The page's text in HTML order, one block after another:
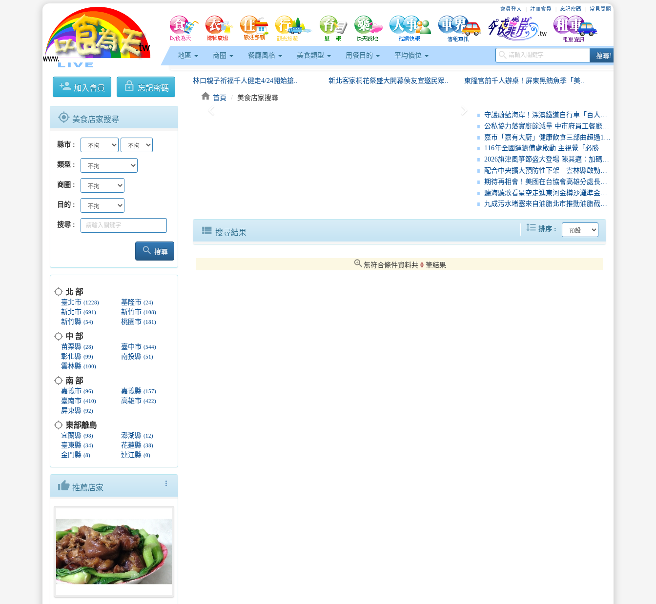
會員登入 註冊會員 忘記密碼 常見問題
地區 商圈 餐廳風格 美食類型 用餐目的 平均價位
搜
尋
search 搜尋!
person_add 加入會員 lock_outline 忘記密碼
gps_fixed 美食店家搜尋
縣市
類型
商圈
目的
搜尋
search 搜尋
location_searching 北 部
臺北市 (1228) 基隆市(24)
新北市 (691) 新竹市(108)
新竹縣 (54) 桃園市(181)
location_searching 中 部
苗栗縣 (28) 臺中市(544)
彰化縣 (99) 南投縣(51)
雲林縣 (100)
location_searching 南 部
嘉義市 (96) 嘉義縣(157)
臺南市 (410) 高雄市(422)
屏東縣 (92)
location_searching 東部離島
宜蘭縣 (98) 澎湖縣(12)
臺東縣 (34) 花蓮縣(38)
金門縣 (8) 連江縣(0)
more_vert
thumb_up 推薦店家
林口親子祈福千人健走4/24開始搶.. 新北客家桐花祭盛大開幕侯友宜邀民眾.. 東隆宮前千人辦桌！屏東黑鮪魚季「美..
2026屏東黑鮪魚文化觀光季強勢登..
屏東好味魅力持續發酵！2026台灣..
探訪深山中鱘龍魚體驗漁業風情輕旅行..
東隆宮前千人辦桌！屏東黑鮪魚季「美..
全台唯一「穿梭校園」捷運三鶯線！思.. 台日文化交融新篇章！日本景觀大師奧..
home 首頁 美食店家搜尋
keyboard_arrow_left keyboard_arrow_right
守護蔚藍海岸！深澳鐵道自行車「百人淨灘」8/1登場
公私協力落實廚餘減量 中市府員工餐廳變身惜食基地
嘉市「嘉有大廚」健康飲食三部曲超過10萬元獎項鼓勵吃出健康
116年全國運籌備處啟動 主視覺「必勝之路」刻劃選手榮光 屏東成就全國第一個10年內舉辦全國三大賽會縣市
2026旗津風箏節盛大登場 陳其邁：加碼盛夏券共享高雄夏日魅力
配合中央擴大預防性下架 雲林縣啟動第二波查核守護食品安全
期待再相會！美國在台協會高雄分處長張子霖辭別黃偉哲市長
聽海聽歌看星空走進東河金樽沙灘準金曲歌后洪佩瑜領銜開唱台東最美星空揭開序幕
九成污水堵塞來自油脂北市推動油脂截留器從源頭守護城市靜脈
format_line_spacing 排序
view_list 搜尋結果
zoom_in 無符合條件資料共 0筆結果